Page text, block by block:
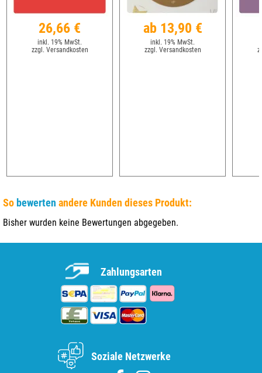
26,66 €
inkl. 19% MwSt.
zzgl. Versandkosten
ab 13,90 €
inkl. 19% MwSt.
zzgl. Versandkosten
So bewerten andere Kunden dieses Produkt:
Bisher wurden keine Bewertungen abgegeben.
Zahlungsarten
Soziale Netzwerke